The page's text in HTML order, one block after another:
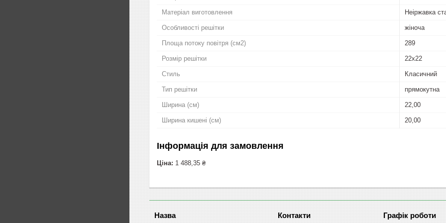
Матеріал виготовлення Неіржавка
Особливості решітки жіноча
Площа потоку повітря (см2) 289
Розмір решітки 22x22
Стиль Класичний
Тип решітки прямокутна
Ширина (см) 22,00
Ширина кишені (см) 20,00
Інформація для замовлення
Ціна: 1 488,35 ₴
Графік роботи